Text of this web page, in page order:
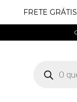
FRETE